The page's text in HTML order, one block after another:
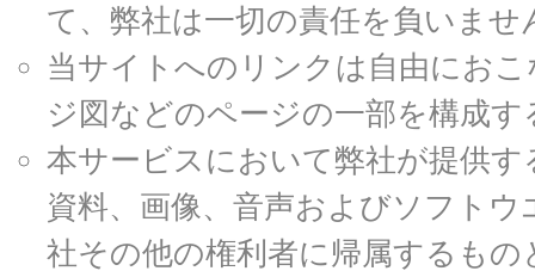
て、弊社は一切の責任を負いませ
当サイトへのリンクは自由にお
ジ図などのページの一部を構成
本サービスにおいて弊社が提供
資料、画像、音声およびソフト
社その他の権利者に帰属するも